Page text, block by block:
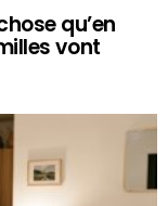
qu’en
vont